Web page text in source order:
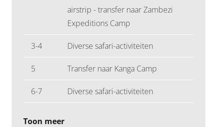
airstrip - transfer naar Zambezi
Expeditions Camp
3-4 Diverse safari-activiteiten
5 Transfer naar Kanga Camp
6-7 Diverse safari-activiteiten
Toon meer